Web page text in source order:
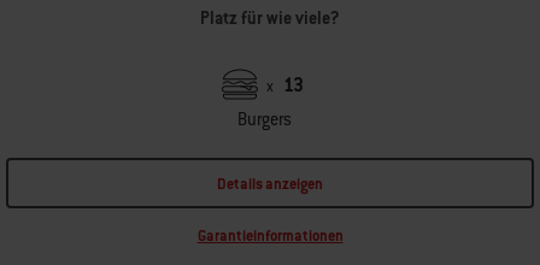
Platz für wie viele?
x 13
Burgers
Details anzeigen
Garantieinformationen